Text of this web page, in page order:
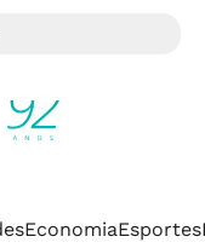
EconomiaEsportes